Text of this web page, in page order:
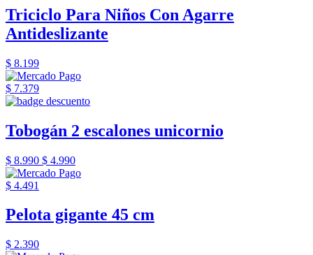
Triciclo Para Niños Con Agarre
Antideslizante
$ 8.199
$ 7.379
Tobogán 2 escalones unicornio
$ 8.990 $ 4.990
$ 4.491
Pelota gigante 45 cm
$ 2.390